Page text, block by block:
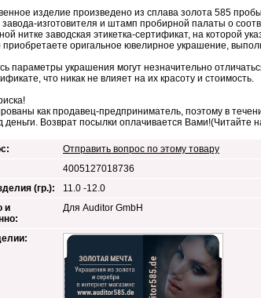
изделие произведено из сплава золота 585
изготовителя и штамп пробирной палаты о
нитке заводская этикетка-сертификат, на которой
приобретаете оригальное ювелирное украшение,
параметры украшения могут незначительно
что никак не влияет на их красоту и стоимость.
как продавец-предприниматель, поэтому в
деньги. Возврат посылки оплачивается
Отправить вопрос по этому товару
4005127018736
(гр.):
11.0 -12.0
и
Для Auditor GmbH